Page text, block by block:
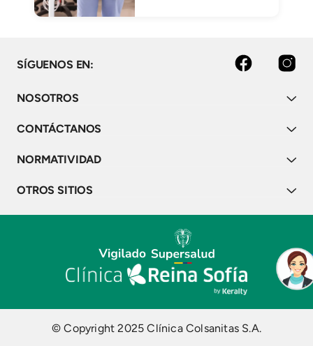
SÍGUENOS EN: facebook instagram
NOSOTROS
CONTÁCTANOS
NORMATIVIDAD
OTROS SITIOS
© Copyright 2025 Clínica Colsanitas S.A.